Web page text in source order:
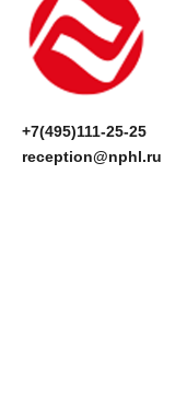
+7(495)111-25-25
reception@nphl.ru